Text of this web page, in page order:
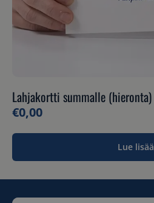
Lahjakortti summalle (hieronta)
€0,00
Lue lisää